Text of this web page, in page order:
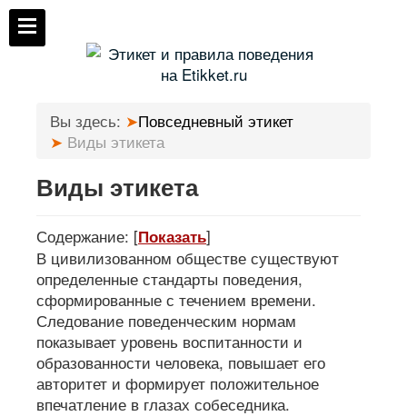
Вы здесь:
Повседневный этикет
Виды этикета
Виды этикета
Содержание: [Показать]
В цивилизованном обществе существуют
определенные стандарты поведения,
сформированные с течением времени.
Следование поведенческим нормам
показывает уровень воспитанности и
образованности человека, повышает его
авторитет и формирует положительное
впечатление в глазах собеседника.